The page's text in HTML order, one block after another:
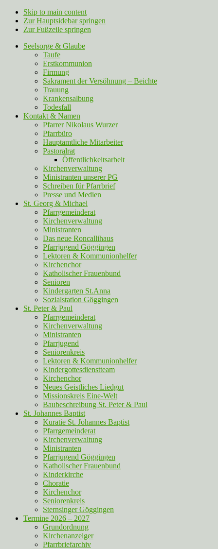
Skip to main content
Zur Hauptsidebar springen
Zur Fußzeile springen
Seelsorge & Glaube
Taufe
Erstkommunion
Firmung
Sakrament der Versöhnung – Beichte
Trauung
Krankensalbung
Todesfall
Kontakt & Namen
Pfarrer Nikolaus Wurzer
Pfarrbüro
Hauptamtliche Mitarbeiter
Pastoralrat
Öffentlichkeitsarbeit
Kirchenverwaltung
Ministranten unserer PG
Schreiben für Pfarrbrief
Presse und Medien
St. Georg & Michael
Pfarrgemeinderat
Kirchenverwaltung
Ministranten
Das neue Roncallihaus
Pfarrjugend Göggingen
Lektoren & Kommunionhelfer
Kirchenchor
Katholischer Frauenbund
Senioren
Kindergarten St.Anna
Sozialstation Göggingen
St. Peter & Paul
Pfarrgemeinderat
Kirchenverwaltung
Ministranten
Pfarrjugend
Seniorenkreis
Lektoren & Kommunionhelfer
Kindergottesdienstteam
Kirchenchor
Neues Geistliches Liedgut
Missionskreis Eine-Welt
Baubeschreibung St. Peter & Paul
St. Johannes Baptist
Kuratie St. Johannes Baptist
Pfarrgemeinderat
Kirchenverwaltung
Ministranten
Pfarrjugend Göggingen
Katholischer Frauenbund
Kinderkirche
Choratie
Kirchenchor
Seniorenkreis
Sternsinger Göggingen
Termine 2026 – 2027
Grundordnung
Kirchenanzeiger
Pfarrbriefarchiv